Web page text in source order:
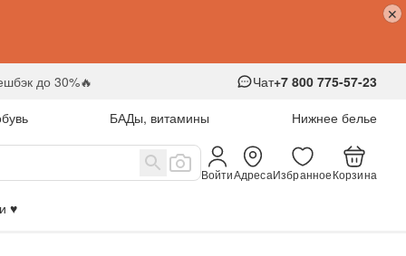
до 30%🔥 Чат+7 800 775-57-23
БАДы, витамины Нижнее белье
ВойтиАдресаИзбранноеКорзина
♥️